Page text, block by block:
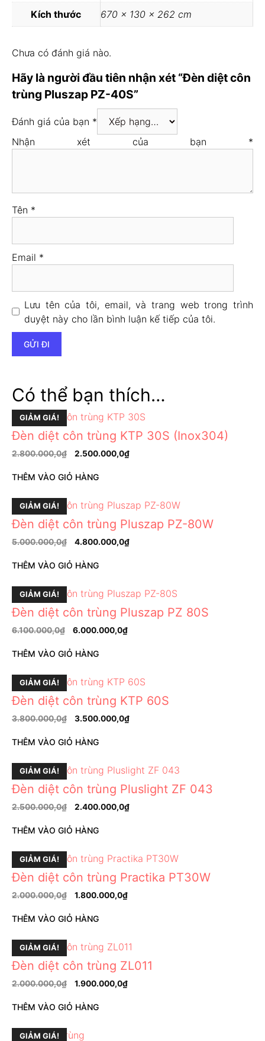
Kích thước 670 × 130 × 262 cm
Chưa có đánh giá nào.
Hãy là người đầu tiên nhận xét “Đèn diệt côn
trùng Pluszap PZ-40S”
Đánh giá của bạn *
Nhận xét của bạn *
Tên *
Email *
Lưu tên của tôi, email, và trang web trong trình
duyệt này cho lần bình luận kế tiếp của tôi.
Có thể bạn thích…
GIẢM GIÁ!
Đèn diệt côn trùng KTP 30S (Inox304)
2.800.000,0₫ 2.500.000,0₫
THÊM VÀO GIỎ HÀNG
GIẢM GIÁ!
Đèn diệt côn trùng Pluszap PZ-80W
5.000.000,0₫ 4.800.000,0₫
THÊM VÀO GIỎ HÀNG
GIẢM GIÁ!
Đèn diệt côn trùng Pluszap PZ 80S
6.100.000,0₫ 6.000.000,0₫
THÊM VÀO GIỎ HÀNG
GIẢM GIÁ!
Đèn diệt côn trùng KTP 60S
3.800.000,0₫ 3.500.000,0₫
THÊM VÀO GIỎ HÀNG
GIẢM GIÁ!
Đèn diệt côn trùng Pluslight ZF 043
2.500.000,0₫ 2.400.000,0₫
THÊM VÀO GIỎ HÀNG
GIẢM GIÁ!
Đèn diệt côn trùng Practika PT30W
2.000.000,0₫ 1.800.000,0₫
THÊM VÀO GIỎ HÀNG
GIẢM GIÁ!
Đèn diệt côn trùng ZL011
2.000.000,0₫ 1.900.000,0₫
THÊM VÀO GIỎ HÀNG
GIẢM GIÁ!